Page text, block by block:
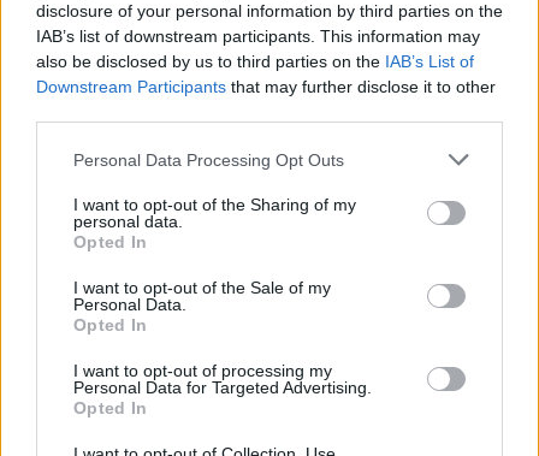
disclosure of your personal information by third parties on the
IAB’s list of downstream participants. This information may
also be disclosed by us to third parties on the IAB’s List of
Downstream Participants that may further disclose it to other
Please note that this website/app uses one or more Google
not limited to your visit or usage behaviour. You may click to
grant or deny consent to Google and its third-party tags to
use your data for below specified purposes in below Google
consent section.
Personal Data Processing Opt Outs
I want to opt-out of the Sharing of my
personal data.
Opted In
I want to opt-out of the Sale of my
Personal Data.
Opted In
I want to opt-out of processing my
Personal Data for Targeted Advertising.
Opted In